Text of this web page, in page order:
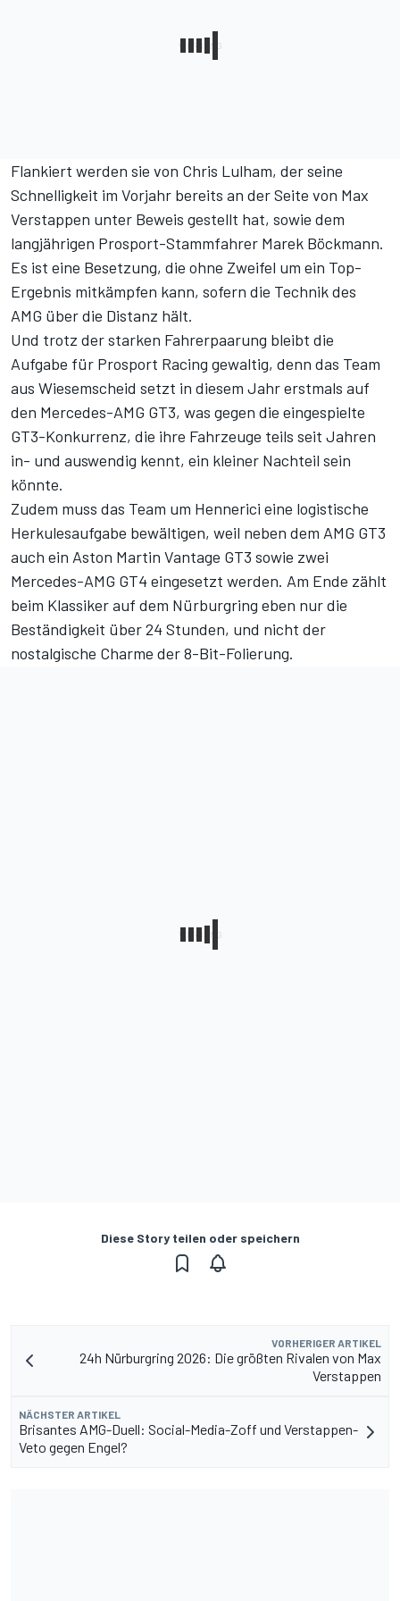
Flankiert werden sie von Chris Lulham, der seine
Schnelligkeit im Vorjahr bereits an der Seite von Max
Verstappen unter Beweis gestellt hat, sowie dem
langjährigen Prosport-Stammfahrer Marek Böckmann.
Es ist eine Besetzung, die ohne Zweifel um ein Top-
Ergebnis mitkämpfen kann, sofern die Technik des
AMG über die Distanz hält.
Und trotz der starken Fahrerpaarung bleibt die
Aufgabe für Prosport Racing gewaltig, denn das Team
aus Wiesemscheid setzt in diesem Jahr erstmals auf
den Mercedes-AMG GT3, was gegen die eingespielte
GT3-Konkurrenz, die ihre Fahrzeuge teils seit Jahren
in- und auswendig kennt, ein kleiner Nachteil sein
könnte.
Zudem muss das Team um Hennerici eine logistische
Herkulesaufgabe bewältigen, weil neben dem AMG GT3
auch ein Aston Martin Vantage GT3 sowie zwei
Mercedes-AMG GT4 eingesetzt werden. Am Ende zählt
beim Klassiker auf dem Nürburgring eben nur die
Beständigkeit über 24 Stunden, und nicht der
nostalgische Charme der 8-Bit-Folierung.
Diese Story teilen oder speichern
VORHERIGER ARTIKEL
24h Nürburgring 2026: Die größten Rivalen von Max
Verstappen
NÄCHSTER ARTIKEL
Brisantes AMG-Duell: Social-Media-Zoff und Verstappen-
Veto gegen Engel?